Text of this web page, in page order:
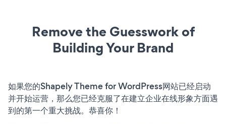
Remove the Guesswork of
Building Your Brand
如果您的Shapely Theme for WordPress网站已经启动
并开始运营，那么您已经克服了在建立企业在线形象方面遇
到的第一个重大挑战。恭喜你！